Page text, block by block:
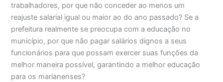
trabalhadores, por que não conceder ao menos um
reajuste salarial igual ou maior ao do ano passado? Se a
prefeitura realmente se preocupa com a educação no
município, por que não pagar salários dignos a seus
funcionários para que possam exercer suas funções da
melhor maneira possível, garantindo a melhor educação
para os marianenses?